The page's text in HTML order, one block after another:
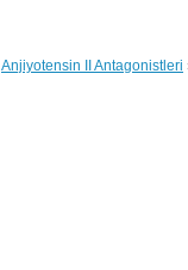
Anjiyotensin II Antagonistleri